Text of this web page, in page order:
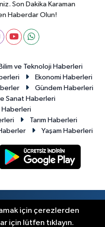
Son Dakika Karaman
Haberdar Olun!
Bilim ve Teknoloji Haberleri
Ekonomi Haberleri
Gündem Haberleri
Sanat Haberleri
Haberleri
Tarım Haberleri
Yaşam Haberleri
için çerezlerden
için lütfen tıklayın.